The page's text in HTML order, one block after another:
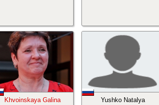
Khvoinskaya Galina
Yushko Natalya